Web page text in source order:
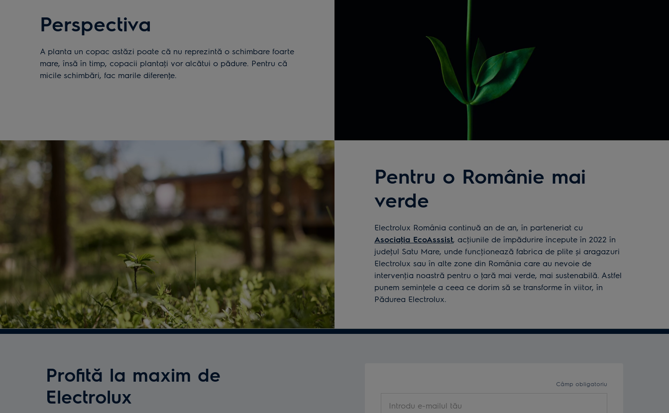
Perspectiva
A planta un copac astăzi poate că nu reprezintă o schimbare foarte
mare, însă în timp, copacii plantaţi vor alcătui o pădure. Pentru că
micile schimbări, fac marile diferenţe.
Pentru o Românie mai
verde
Electrolux România continuă an de an, în parteneriat cu
Asociaţia EcoAsssist, acţiunile de împădurire începute în 2022 în
judeţul Satu Mare, unde funcţionează fabrica de plite și aragazuri
Electrolux sau în alte zone din România care au nevoie de
intervenţia noastră pentru o ţară mai verde, mai sustenabilă. Astfel
punem seminţele a ceea ce dorim să se transforme în viitor, în
Pădurea Electrolux.
Profită la maxim de
Electrolux
Câmp obligatoriu